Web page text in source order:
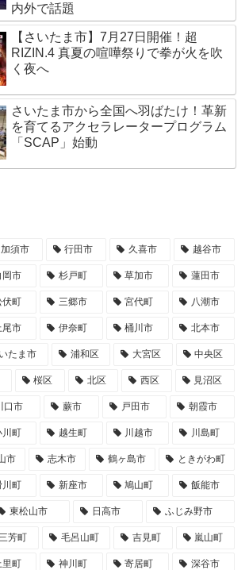
内外で話題
【さいたま市】7月27日開催！超
RIZIN.4 真夏の喧嘩祭りで拳が火を吹
く夜へ
さいたま市から全国へ羽ばたけ！革新
を育てるアクセラレータープログラム
「SCAP」始動
加須市 行田市 久喜市 越谷市
岡市 杉戸町 草加市 蓮田市
伏町 三郷市 宮代町 八潮市
尾市 伊奈町 桶川市 北本市
たま市 浦和区 大宮区 中央区
桜区 北区 西区 見沼区
口市 蕨市 戸田市 朝霞市
川町 越生町 川越市 川島町
市 志木市 鶴ヶ島市 ときがわ町
川町 新座市 鳩山町 飯能市
東松山市 日高市 ふじみ野市
三芳町 毛呂山町 吉見町 嵐山町
里町 神川町 寄居町 深谷市